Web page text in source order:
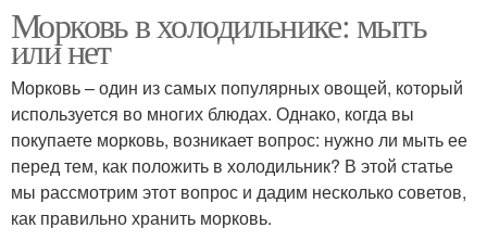
Морковь в холодильнике: мыть
или нет
Морковь – один из самых популярных овощей, который
используется во многих блюдах. Однако, когда вы
покупаете морковь, возникает вопрос: нужно ли мыть ее
перед тем, как положить в холодильник? В этой статье
мы рассмотрим этот вопрос и дадим несколько советов,
как правильно хранить морковь.